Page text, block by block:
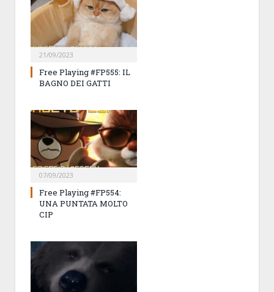
21/09/2023
Free Playing #FP555: IL
BAGNO DEI GATTI
07/09/2023
Free Playing #FP554:
UNA PUNTATA MOLTO
CIP